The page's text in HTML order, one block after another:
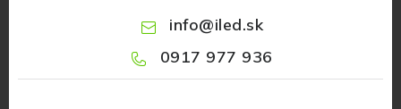
info@iled.sk
0917 977 936